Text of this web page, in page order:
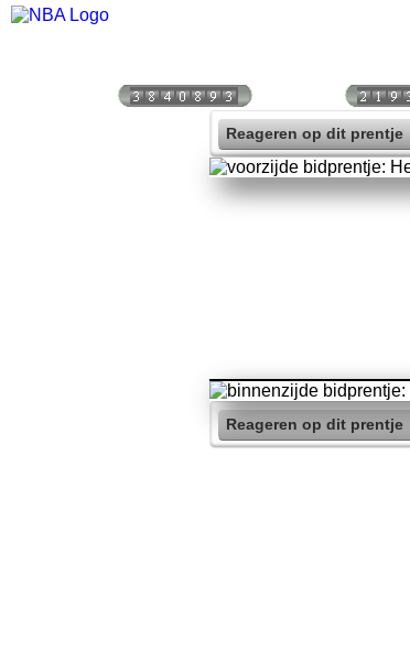
Reageren op dit prentje
Reageren op dit prentje